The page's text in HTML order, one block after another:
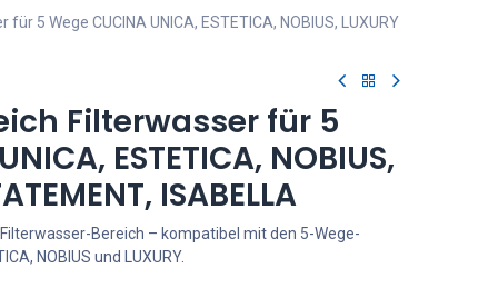
5 Wege CUCINA UNICA, ESTETICA, NOBIUS, LUXURY
Filterwasser für 5
ESTETICA, NOBIUS,
ISABELLA
Bereich – kompatibel mit den 5-Wege-
NOBIUS und LUXURY.